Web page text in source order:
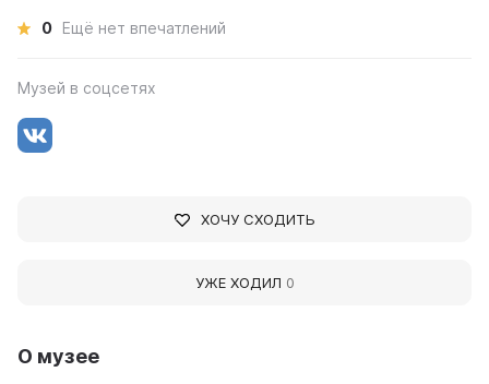
О музее
0 Ещё нет впечатлений
Музей в соцсетях
ХОЧУ СХОДИТЬ
УЖЕ ХОДИЛ 0